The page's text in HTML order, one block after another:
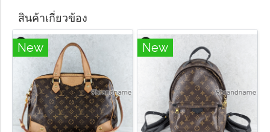
สินค้าเกี่ยวข้อง
New New